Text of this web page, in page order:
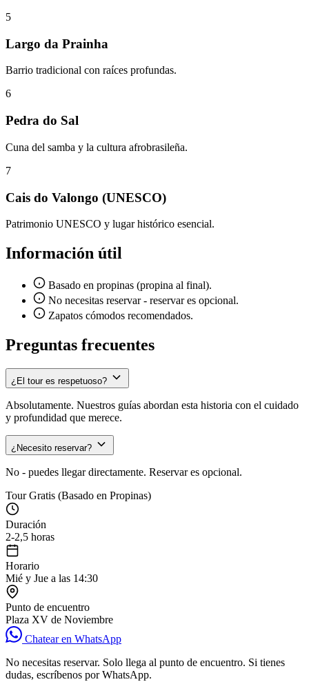
5
Largo da Prainha
Barrio tradicional con raíces profundas.
6
Pedra do Sal
Cuna del samba y la cultura afrobrasileña.
7
Cais do Valongo (UNESCO)
Patrimonio UNESCO y lugar histórico esencial.
Información útil
Basado en propinas (propina al final).
No necesitas reservar - reservar es opcional.
Zapatos cómodos recomendados.
Preguntas frecuentes
¿El tour es respetuoso?
Absolutamente. Nuestros guías abordan esta historia con el cuidado
y profundidad que merece.
¿Necesito reservar?
No - puedes llegar directamente. Reservar es opcional.
Tour Gratis (Basado en Propinas)
Duración
2-2,5 horas
Horario
Mié y Jue a las 14:30
Punto de encuentro
Plaza XV de Noviembre
Chatear en WhatsApp
No necesitas reservar. Solo llega al punto de encuentro. Si tienes
dudas, escríbenos por WhatsApp.